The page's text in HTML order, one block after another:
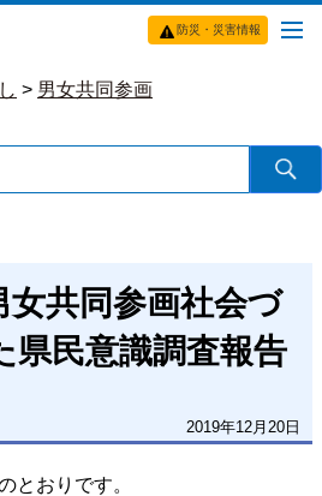
防災・災害情報
> 男女共同参画
女共同参画社会づ
県民意識調査報告
2019年12月20日
とおりです。